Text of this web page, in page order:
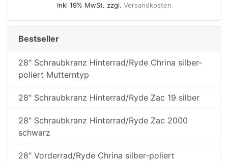
Inkl 19% MwSt. zzgl. Versandkosten
Bestseller
28" Schraubkranz Hinterrad/Ryde Chrina silber-
poliert Mutterntyp
28" Schraubkranz Hinterrad/Ryde Zac 19 silber
28" Schraubkranz Hinterrad/Ryde Zac 2000
schwarz
28" Vorderrad/Ryde Chrina silber-poliert